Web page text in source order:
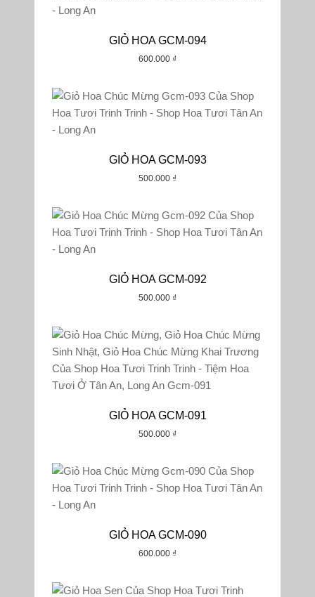
GIỎ HOA GCM-094
600.000 ₫
GIỎ HOA GCM-093
500.000 ₫
GIỎ HOA GCM-092
500.000 ₫
GIỎ HOA GCM-091
500.000 ₫
GIỎ HOA GCM-090
600.000 ₫